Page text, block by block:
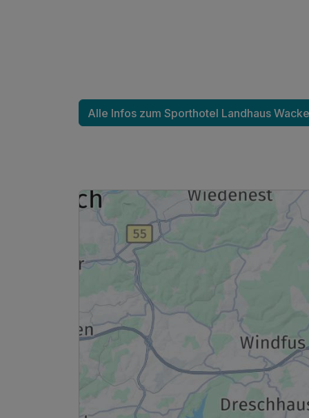
Alle Infos zum Sporthotel Landhaus